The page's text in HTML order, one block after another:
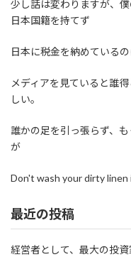
少し話は変わりますが、
日本国籍を持てず
日本に税金を納めている
メディアを見ていると誰
しい。
誰かの足を引っ張らず、
が
Don't wash your dirty linen
最近の投稿
経営者として、最大の投資